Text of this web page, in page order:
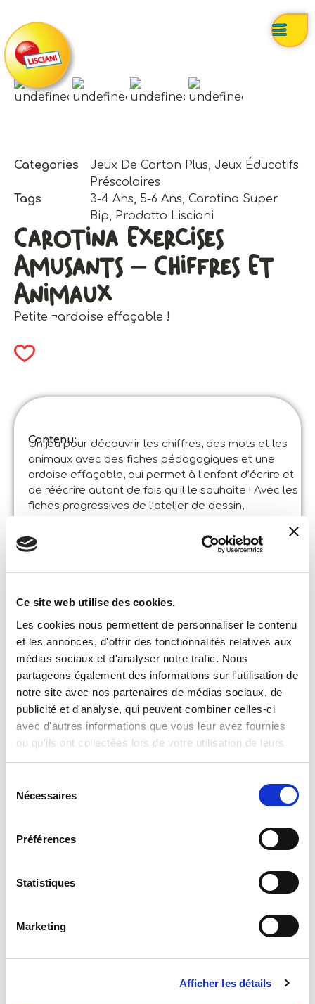
Ce site web utilise des cookies.
Les cookies nous permettent de personnaliser le contenu
et les annonces, d'offrir des fonctionnalités relatives aux
médias sociaux et d'analyser notre trafic. Nous
partageons également des informations sur l'utilisation de
notre site avec nos partenaires de médias sociaux, de
publicité et d'analyse, qui peuvent combiner celles-ci
avec d'autres informations que vous leur avez fournies
ou qu'ils ont collectées lors de votre utilisation de leurs
services.
Nécessaires
Préférences
Statistiques
Marketing
Afficher les détails
Categories Jeux De Carton Plus, Jeux Éducatifs
Préscolaires
Tags
3-4 Ans, 5-6 Ans, Carotina Super
Bip, Prodotto Lisciani
Carotina Exercises
Amusants – Chiffres Et
Animaux
Petite ¬ardoise effaçable !
Contenu:
Un jeu pour découvrir les chiffres, des mots et les
animaux avec des fiches pédagogiques et une
ardoise effaçable, qui permet à l’enfant d’écrire et
de réécrire autant de fois qu’il le souhaite ! Avec les
fiches progressives de l’atelier de dessin,
Spécifications du produit:
Carotina Exercises Amusants – Chiffres Et
Code:
récentes. Ne convient pas aux enfants de moins
de 36 mois. Lire les avertissements sur
l’emballage. Piles non nécessaires.
Contenu et détails:
• Ardoise effaçable avec feutre • 16 fiches
pédagogiques recto-verso • 8 fiches de dessin recto-
verso • Instructions
Format de la boîte
Largeur :
18,800
Hauteur :
25,500
5,700
Si vous avez des questions ou des problèmes,
helpdesk.liscianigroup.com
Vous pouvez également être
intéressé par...